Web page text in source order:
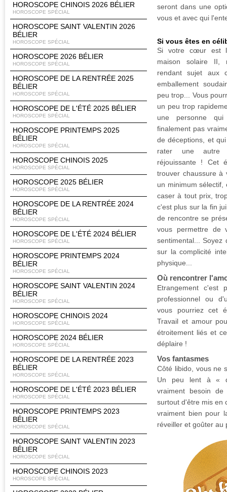
HOROSCOPE CHINOIS 2026 BÉLIER
HOROSCOPE SPÉCIAL
HOROSCOPE SAINT VALENTIN 2026
BÉLIER
HOROSCOPE SPÉCIAL
HOROSCOPE 2026 BÉLIER
HOROSCOPE SPÉCIAL
HOROSCOPE DE LA RENTRÉE 2025
BÉLIER
HOROSCOPE SPÉCIAL
HOROSCOPE DE L'ÉTÉ 2025 BÉLIER
HOROSCOPE SPÉCIAL
HOROSCOPE PRINTEMPS 2025
BÉLIER
HOROSCOPE SPÉCIAL
HOROSCOPE CHINOIS 2025
HOROSCOPE SPÉCIAL
HOROSCOPE 2025 BÉLIER
HOROSCOPE SPÉCIAL
HOROSCOPE DE LA RENTRÉE 2024
BÉLIER
HOROSCOPE SPÉCIAL
HOROSCOPE DE L'ÉTÉ 2024 BÉLIER
HOROSCOPE SPÉCIAL
HOROSCOPE PRINTEMPS 2024
BÉLIER
HOROSCOPE SPÉCIAL
HOROSCOPE SAINT VALENTIN 2024
BÉLIER
HOROSCOPE SPÉCIAL
HOROSCOPE CHINOIS 2024
HOROSCOPE SPÉCIAL
HOROSCOPE 2024 BÉLIER
HOROSCOPE SPÉCIAL
HOROSCOPE DE LA RENTRÉE 2023
BÉLIER
HOROSCOPE SPÉCIAL
HOROSCOPE DE L'ÉTÉ 2023 BÉLIER
HOROSCOPE SPÉCIAL
HOROSCOPE PRINTEMPS 2023
BÉLIER
HOROSCOPE SPÉCIAL
HOROSCOPE SAINT VALENTIN 2023
BÉLIER
HOROSCOPE SPÉCIAL
HOROSCOPE CHINOIS 2023
HOROSCOPE SPÉCIAL
seront dans une
vous et avec qui
Si vous êtes en
Si votre cœur est
maison solaire II,
rendant sujet aux
emballement
peu trop... Vous
un peu trop
une personne
finalement pas
de déceptions, et
rater une autre
réjouissante ! Cet
trouver chaussure à
un minimum
caser à tout prix,
c'est plus sur la fin
de rencontre se
vous permettre de
sentimental... Soyez
sur la complicité
physique...
Où rencontrer
Etrangement c'est
professionnel ou
vous pourriez cet
Travail et amour
étroitement liés et
déplaire !
Vos fantasmes
Côté libido, vous ne
Un peu lent à «
vraiment besoin de
surtout d'être mis en
vraiment bien pour
réveiller et goûter au